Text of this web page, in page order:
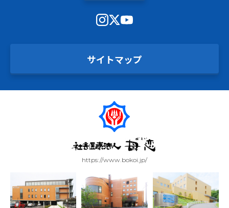
サイトマップ
https://www.bokoi.jp/